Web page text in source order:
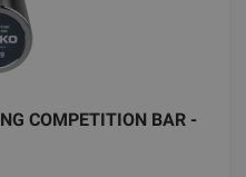
COMPETITION BAR -